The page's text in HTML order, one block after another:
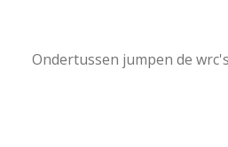
Ondertussen jumpen de